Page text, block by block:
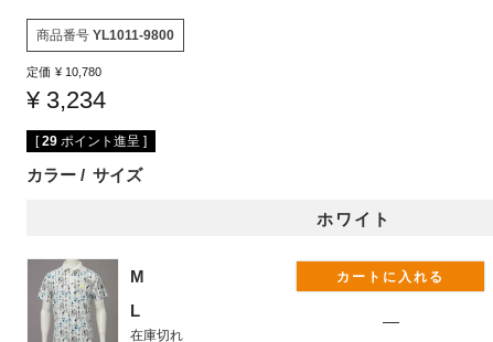
商品番号 YL1011-9800
定価 ¥ 10,780
¥ 3,234
[ 29 ポイント進呈 ]
カラー サイズ
ホワイト
M カートに入れる
L
在庫切れ
—